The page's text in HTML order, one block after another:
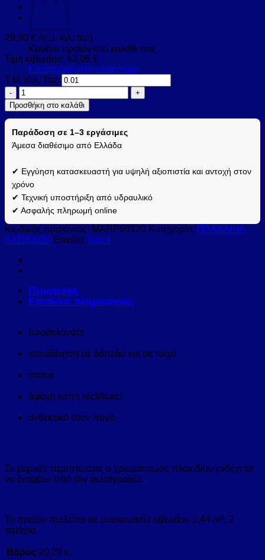
Κανένα προϊόν στο καλάθι σας.
Επιστροφή στο κατάστημα
29,90 € /(τ.μ, κιλ, τεμ)
Τιμή κιβωτίου: 43,06 €
Τ.Μ, Κιλ, Τεμ:
Πλακάκι
MARMI
Perla
60x120cm
(MARP60120)
Προσθήκη στο καλάθι
Παράδοση σε 1–3 εργάσιμες
Άμεσα διαθέσιμο από Ελλάδα
✔ Εγγύηση κατασκευαστή για υψηλή αξιοπιστία και αντοχή στον
χρόνο
✔ Τεχνική υποστήριξη από υδραυλικό
✔ Ασφαλής πληρωμή online
Κωδικός προϊόντος: MARP60120 Κατηγορία: ΠΛΑΚΑΚΙΑ
ΔΑΠΕΔΟΥ Ετικέτα: imp-x
Περιγραφή
Επιπλέον πληροφορίες
πορσελανάτο
τοποθέτηση σε δάπεδο και σε τοίχο
σατινέ
άψογη κοπή rectificato
ανθεκτικό στον πάγο
Σε μερικές περιπτώσεις ο χρωματισμός πλακιδίου ενδέχεται
να διαφέρει από την φωτογραφία.
Το προϊόν πωλείται σε συσκευασία κιβωτίου 1,44 m², 2
τεμάχια.
Βάρος 20,29 κ.